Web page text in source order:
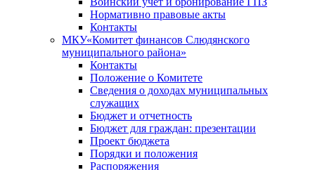
Нормативно правовые акты
Контакты
МКУ«Комитет финансов Слюдянского
муниципального района»
Контакты
Положение о Комитете
Сведения о доходах муниципальных
служащих
Бюджет и отчетность
Бюджет для граждан: презентации
Проект бюджета
Порядки и положения
Распоряжения